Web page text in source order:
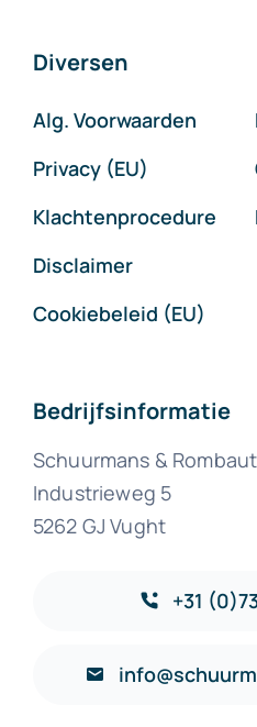
Diversen
Alg. Voorwaarden
Privacy (EU)
Klachtenprocedure
Disclaimer
Cookiebeleid (EU)
Bedrijfsinformatie
Schuurmans &
Industrieweg 5
5262 GJ Vught
+31